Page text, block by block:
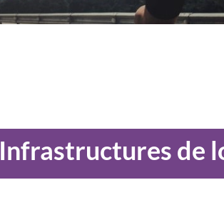
Infrastructures de